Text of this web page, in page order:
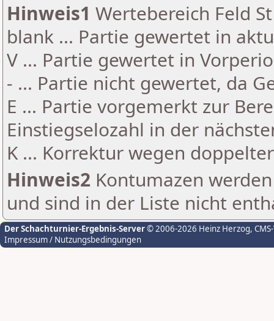
Hinweis1 Wertebereich Feld
blank ... Partie gewertet in
V ... Partie gewertet in
- ... Partie nicht gewertet, da
E ... Partie vorgemerkt zur
Einstiegselozahl in der
K ... Korrektur wegen
Hinweis2 Kontumazen
und sind in der Liste nicht
Der Schachturnier-Ergebnis-Server© 2006-2026 Heinz Herzog,
Impressum / Nutzungsbedingungen